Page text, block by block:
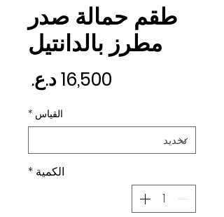
طقم حمالة صدر
مطرز بالدانتيل
القياس *
الكمية *